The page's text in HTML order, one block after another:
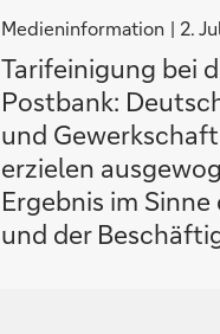
a
v
i
g
i
e
r
e
Medieninformation 2.
Tarifeinigung bei
Postbank:
und
erzielen
Ergebnis im Sinne
und der